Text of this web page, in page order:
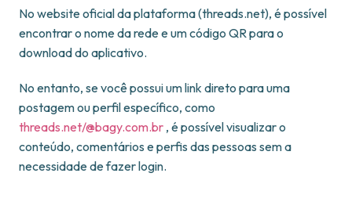
No website oficial da plataforma (threads.net), é possível
encontrar o nome da rede e um código QR para o
download do aplicativo.
No entanto, se você possui um link direto para uma
postagem ou perfil específico, como
threads.net/@bagy.com.br , é possível visualizar o
conteúdo, comentários e perfis das pessoas sem a
necessidade de fazer login.